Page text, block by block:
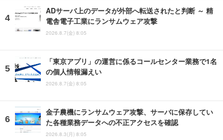
ADサーバ上のデータが外部へ転送されたと判断 ～ 精
電舎電子工業にランサムウェア攻撃
2026.8.7(金) 8:05
「東京アプリ」の運営に係るコールセンター業務で1名
の個人情報漏えい
2026.8.7(金) 8:05
金子農機にランサムウェア攻撃、サーバに保存してい
た各種業務データへの不正アクセスを確認
2026.8.3(月) 8:05